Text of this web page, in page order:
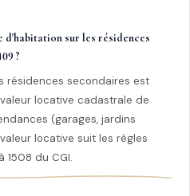
d'habitation sur les résidences
?
résidences secondaires est
locative cadastrale de
(garages, jardins
locative suit les règles
1508 du CGI.